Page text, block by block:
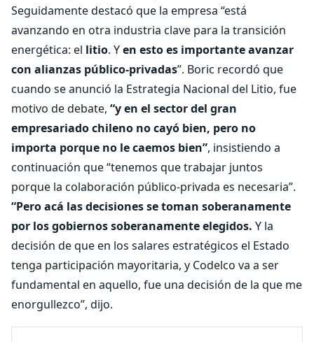
Seguidamente destacó que la empresa “está
avanzando en otra industria clave para la transición
energética: el litio. Yen esto es importante avanzar
con alianzas público-privadas”. Boric recordó que
cuando se anunció la Estrategia Nacional del Litio, fue
motivo de debate, “y en el sector del gran
empresariado chileno no cayó bien, pero no
importa porque no le caemos bien”, insistiendo a
continuación que “tenemos que trabajar juntos
porque la colaboración público-privada es necesaria”.
“Pero acá las decisiones se toman soberanamente
por los gobiernos soberanamente elegidos. Y la
decisión de que en los salares estratégicos el Estado
tenga participación mayoritaria, y Codelco va a ser
fundamental en aquello, fue una decisión de la que me
enorgullezco”, dijo.